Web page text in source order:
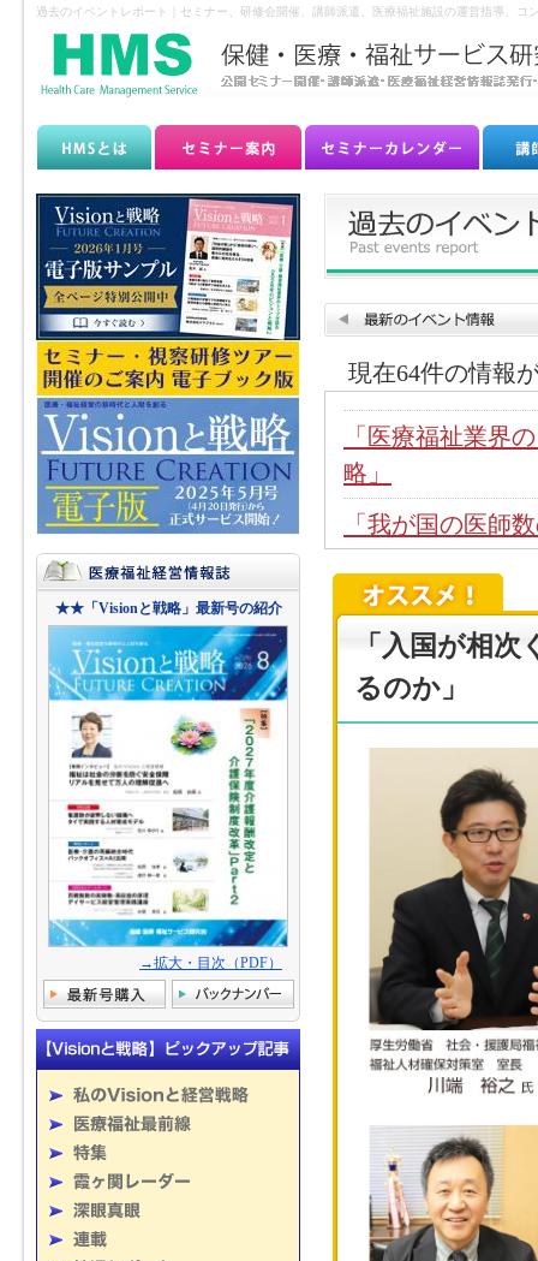
過去のイベントレポート｜セミナー、研修会開催、講師派遣、医療福祉施設の運営指導、
★★「Visionと戦略」最新号の紹介
→拡大・目次（PDF）
現在64件の情報
「医療福祉業界
略」
「我が国の医師
「認知症基本法
探る」
「栄養マネジメ
「医師の働き方
度創設を探る」
「医療的ケア児
度・報酬改革を
「地域包括支援
「2024年制度・
「かかりつけ医
我が国の医療提
略』
『地域包括ケア
となれるか』
「入国が相
るのか」